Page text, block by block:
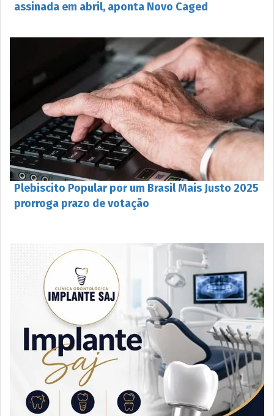
assinada em abril, aponta Novo Caged
Plebiscito Popular por um Brasil Mais Justo 2025
prorroga prazo de votação